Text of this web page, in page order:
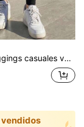
de cintura alta de unicolor para adolescentes, verano
vendidos